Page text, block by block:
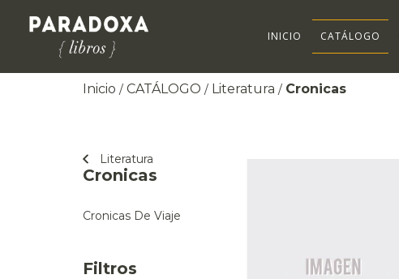
INICIO CATÁLOGO
Inicio / CATÁLOGO / Literatura / Cronicas
Literatura
Cronicas
Cronicas De Viaje
Filtros